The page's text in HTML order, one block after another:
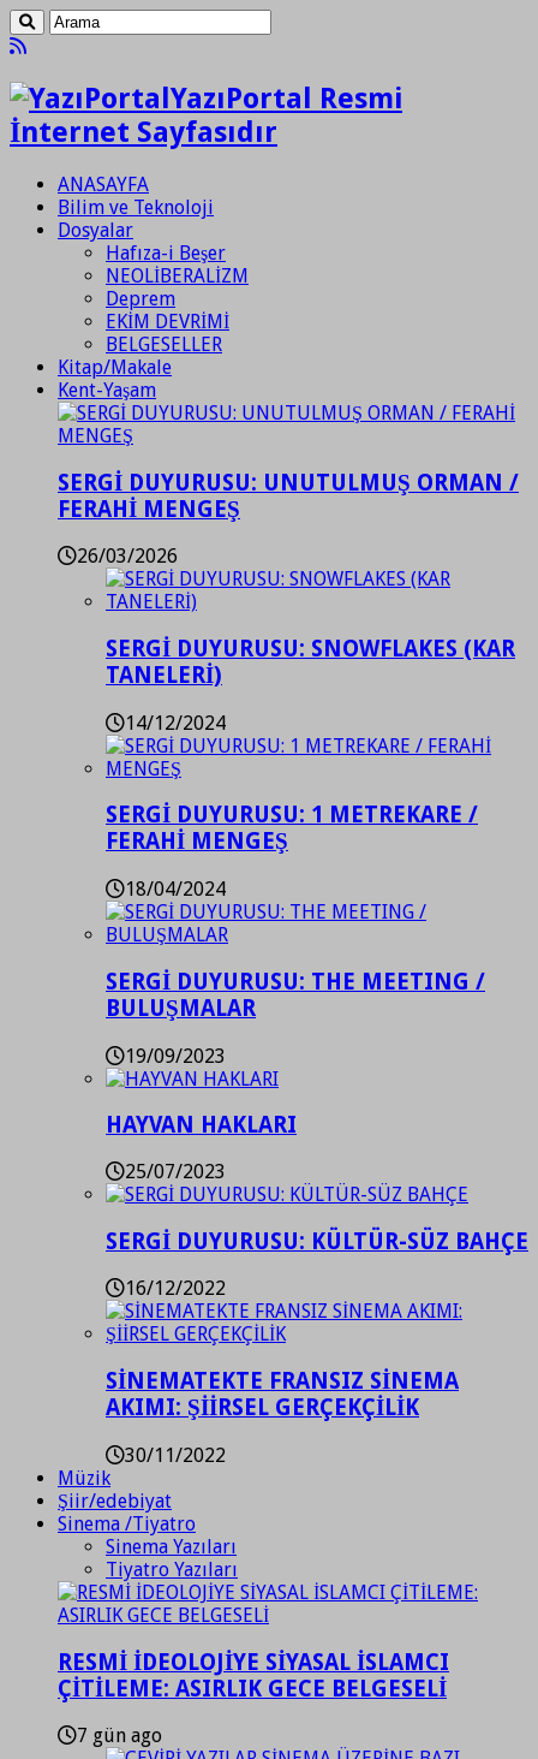
YazıPortal Resmi
İnternet Sayfasıdır
ANASAYFA
Bilim ve Teknoloji
Dosyalar
Hafıza-i Beşer
NEOLİBERALİZM
Deprem
EKİM DEVRİMİ
BELGESELLER
Kitap/Makale
Kent-Yaşam
SERGİ DUYURUSU: UNUTULMUŞ ORMAN /
FERAHİ MENGEŞ
26/03/2026
SERGİ DUYURUSU: SNOWFLAKES (KAR
TANELERİ)
14/12/2024
SERGİ DUYURUSU: 1 METREKARE /
FERAHİ MENGEŞ
18/04/2024
SERGİ DUYURUSU: THE MEETING /
BULUŞMALAR
19/09/2023
HAYVAN HAKLARI
25/07/2023
SERGİ DUYURUSU: KÜLTÜR-SÜZ BAHÇE
16/12/2022
SİNEMATEKTE FRANSIZ SİNEMA
AKIMI: ŞİİRSEL GERÇEKÇİLİK
30/11/2022
Müzik
Şiir/edebiyat
Sinema /Tiyatro
Sinema Yazıları
Tiyatro Yazıları
RESMİ İDEOLOJİYE SİYASAL İSLAMCI
ÇİTİLEME: ASIRLIK GECE BELGESELİ
7 gün ago